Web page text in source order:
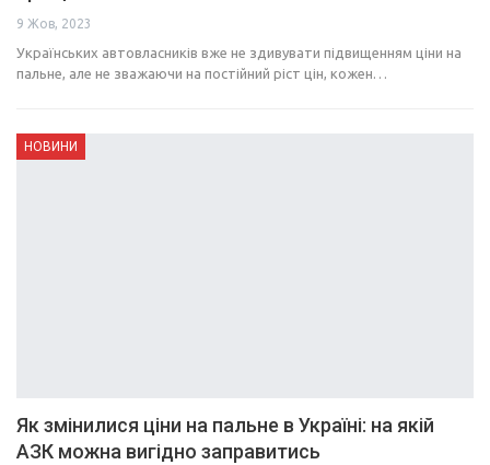
9 Жов, 2023
Українських автовласників вже не здивувати підвищенням ціни на
пальне, але не зважаючи на постійний ріст цін, кожен…
НОВИНИ
Як змінилися ціни на пальне в Україні: на якій
АЗК можна вигідно заправитись